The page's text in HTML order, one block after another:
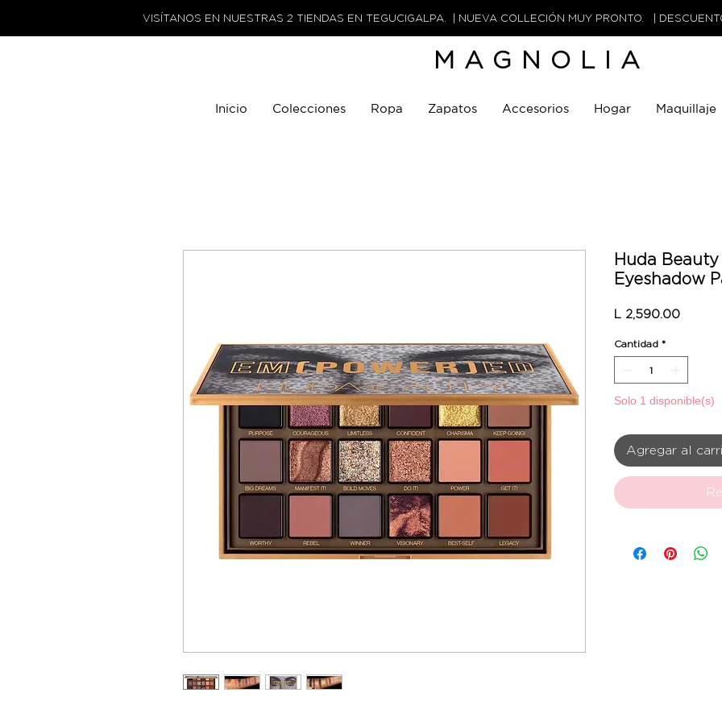
VISÍTANOS EN NUESTRAS 2 TIENDAS EN TEGUCIGALPA. | NUEVA COLLECIÓN MUY PRONTO. |
MAGNOLIA
Inicio Colecciones Ropa Zapatos Accesorios Hogar Maquillaje
Huda
Eyeshadow
L 2,590.00Precio
Cantidad *
Solo 1 disponible(s)
Agregar al